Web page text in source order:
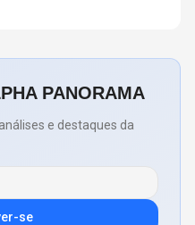
PANORAMA
e destaques da
se